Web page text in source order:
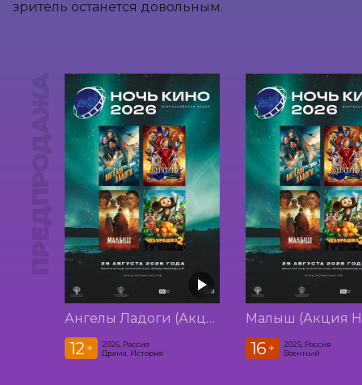
зритель останется довольным.
ПРЕДПРОДАЖА
Ангелы Ладоги (Акция Ночь Кино 2026)
12 +
2026, Россия
Драма, История
16 +
2025, Россия
Военный